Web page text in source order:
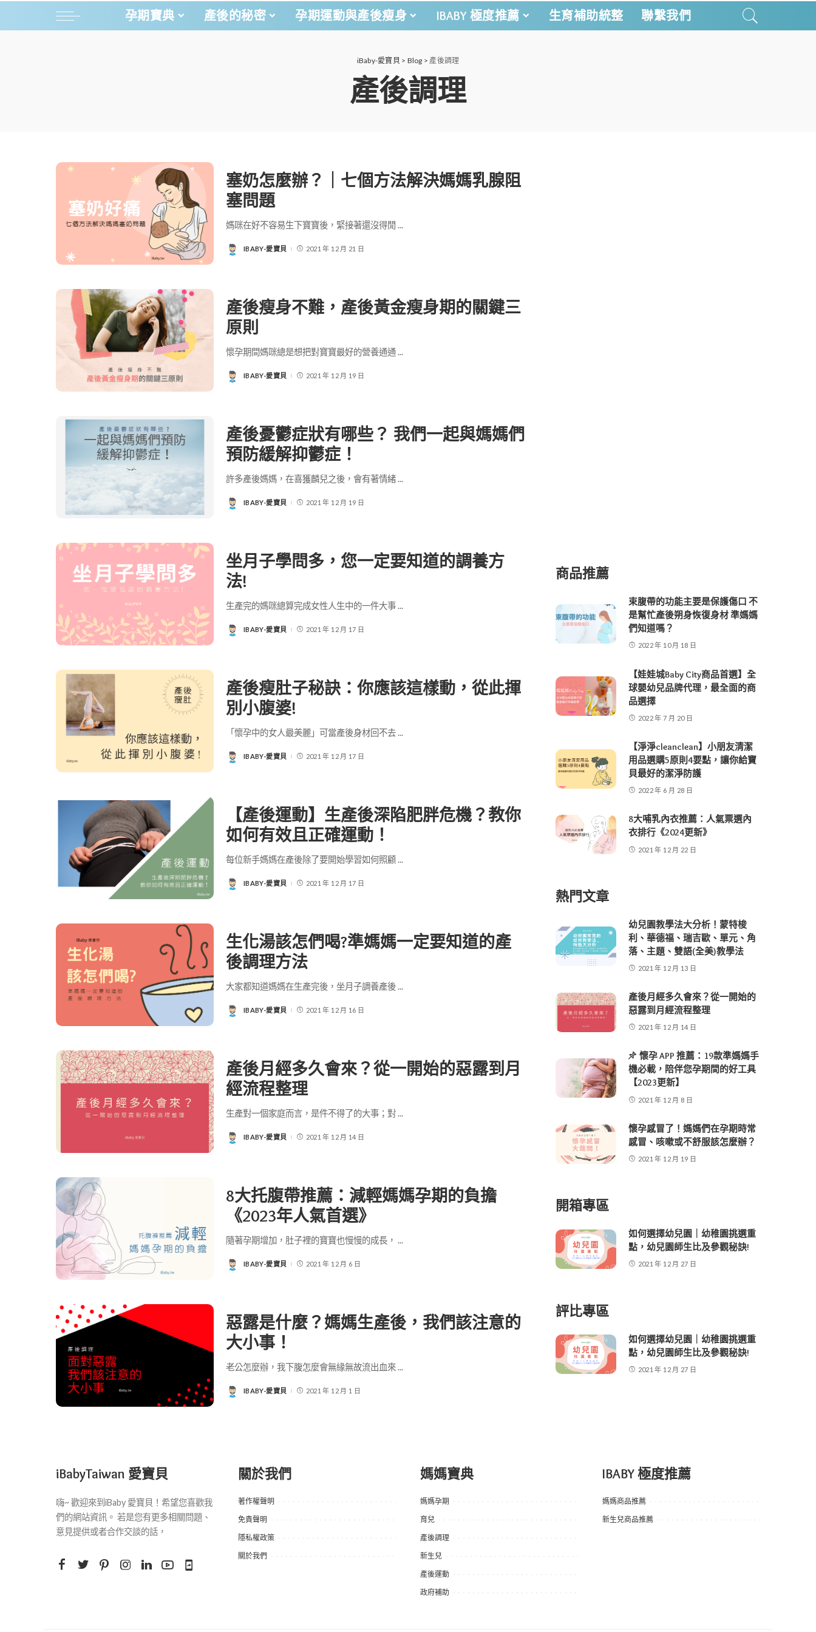
孕期寶典 產後的秘密 孕期運動與產後瘦身 IBABY 極度推薦 生育補助統整 聯繫我們
iBaby-愛寶貝 > Blog > 產後調理
產後調理
塞奶怎麼辦？｜七個方法解決媽媽乳腺阻
塞問題
媽咪在好不容易生下寶寶後，緊接著還沒得閒 ...
POSTED
BY
IBABY-愛寶貝 2021 年 12 月 21 日
產後瘦身不難，產後黃金瘦身期的關鍵三
原則
懷孕期間媽咪總是想把對寶寶最好的營養通通...
POSTED
BY
IBABY-愛寶貝 2021 年 12 月 19 日
產後憂鬱症狀有哪些？ 我們一起與媽媽們
預防緩解抑鬱症！
許多產後媽媽，在喜獲麟兒之後，會有著情緒...
POSTED
BY
IBABY-愛寶貝 2021 年 12 月 19 日
坐月子學問多，您一定要知道的調養方
法!
生產完的媽咪總算完成女性人生中的一件大事...
POSTED
BY
IBABY-愛寶貝 2021 年 12 月 17 日
產後瘦肚子秘訣：你應該這樣動，從此揮
別小腹婆!
「懷孕中的女人最美麗」可當產後身材回不去...
POSTED
BY
IBABY-愛寶貝 2021 年 12 月 17 日
【產後運動】生產後深陷肥胖危機？教你
如何有效且正確運動！
每位新手媽媽在產後除了要開始學習如何照顧...
POSTED
BY
IBABY-愛寶貝 2021 年 12 月 17 日
生化湯該怎們喝?準媽媽一定要知道的產
後調理方法
大家都知道媽媽在生產完後，坐月子調養產後...
POSTED
BY
IBABY-愛寶貝 2021 年 12 月 16 日
產後月經多久會來？從一開始的惡露到月
經流程整理
生產對一個家庭而言，是件不得了的大事；對...
POSTED
BY
IBABY-愛寶貝 2021 年 12 月 14 日
8大托腹帶推薦：減輕媽媽孕期的負擔
《2023年人氣首選》
隨著孕期增加，肚子裡的寶寶也慢慢的成長， ...
POSTED
BY
IBABY-愛寶貝 2021 年 12 月 6 日
惡露是什麼？媽媽生產後，我們該注意的
大小事！
老公怎麼辦，我下腹怎麼會無緣無故流出血來...
POSTED
BY
IBABY-愛寶貝 2021 年 12 月 1 日
商品推薦
束腹帶的功能主要是保護傷口 不
是幫忙產後朔身恢復身材 準媽媽
們知道嗎？
2022 年 10 月 18 日
【娃娃城Baby City商品首選】全
球嬰幼兒品牌代理，最全面的商
品選擇
2022 年 7 月 20 日
【淨淨cleanclean】小朋友清潔
用品選購5原則4要點，讓你給寶
貝最好的潔淨防護
2022 年 6 月 28 日
8大哺乳內衣推薦：人氣票選內
衣排行《2024更新》
2021 年 12 月 22 日
熱門文章
幼兒園教學法大分析！蒙特梭
利、華德福、瑞吉歐、單元、角
落、主題、雙語(全美)教學法
2021 年 12 月 13 日
產後月經多久會來？從一開始的
惡露到月經流程整理
2021 年 12 月 14 日
懷孕 APP 推薦：19款準媽媽手
機必載，陪伴您孕期間的好工具
【2023更新】
2021 年 12 月 8 日
懷孕感冒了！媽媽們在孕期時常
感冒、咳嗽或不舒服該怎麼辦？
2021 年 12 月 19 日
開箱專區
如何選擇幼兒園｜幼稚園挑選重
點，幼兒園師生比及參觀秘訣!
2021 年 12 月 27 日
評比專區
如何選擇幼兒園｜幼稚園挑選重
點，幼兒園師生比及參觀秘訣!
2021 年 12 月 27 日
iBabyTaiwan 愛寶貝
嗨~ 歡迎來到iBaby 愛寶貝！希望您喜歡我
們的網站資訊。 若是您有更多相關問題、
意見提供或者合作交談的話，
關於我們
著作權聲明
免責聲明
隱私權政策
關於我們
媽媽寶典
媽媽孕期
育兒
產後調理
新生兒
產後運動
政府補助
IBABY 極度推薦
媽媽商品推薦
新生兒商品推薦